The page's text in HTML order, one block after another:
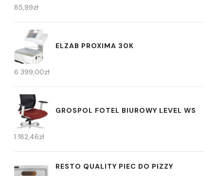
85,99zł
ELZAB PROXIMA 30K
6 399,00zł
GROSPOL FOTEL BIUROWY LEVEL WS
1 182,46zł
RESTO QUALITY PIEC DO PIZZY